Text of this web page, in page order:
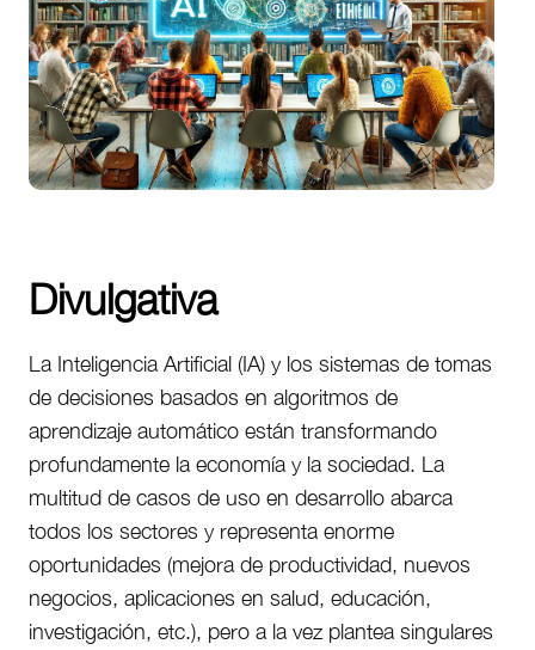
Divulgativa
La Inteligencia Artificial (IA) y los sistemas de tomas
de decisiones basados en algoritmos de
aprendizaje automático están transformando
profundamente la economía y la sociedad. La
multitud de casos de uso en desarrollo abarca
todos los sectores y representa enorme
oportunidades (mejora de productividad, nuevos
negocios, aplicaciones en salud, educación,
investigación, etc.), pero a la vez plantea singulares